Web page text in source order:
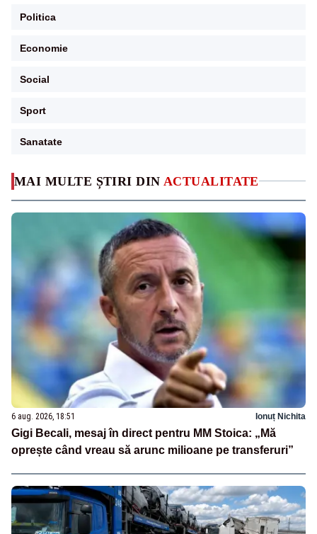
MAI MULTE ȘTIRI DIN ACTUALITATE
6 aug. 2026, 18:51 Ionuț Nichita
Gigi Becali, mesaj în direct pentru MM Stoica: „Mă
oprește când vreau să arunc milioane pe transferuri”
Politica
Economie
Social
Sport
Sanatate